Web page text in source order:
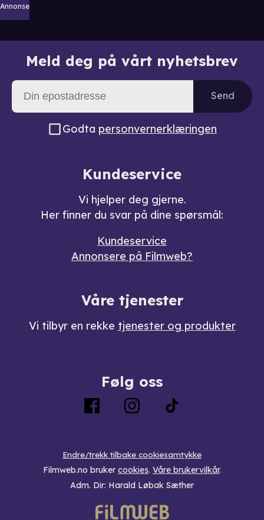
Annonse
Meld deg på vårt nyhetsbrev
Send
Godta personvernerklæringen
Kundeservice
Vi hjelper deg gjerne.
Her finner du svar på dine spørsmål:
Kundeservice
Annonsere på Filmweb?
Våre tjenester
Vi tilbyr en rekke tjenester og produkter
Følg oss
Endre/trekk tilbake cookiesamtykke
Filmweb.no bruker cookies. Våre brukervilkår.
Adm. Dir: Harald Løbak Sæther